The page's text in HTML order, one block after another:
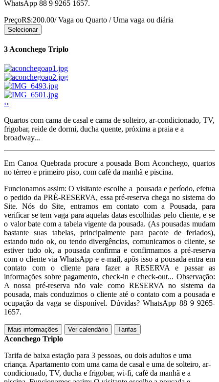
WhatsApp 88 9 9265 1657.
PreçoR$:200.00/ Vaga ou Quarto / Uma vaga ou diária
Selecionar
3 Aconchego Triplo
‹›
Quartos com cama de casal e cama de solteiro, ar-condicionado, TV,
frigobar, reide de dormi, ducha quente, próxima a praia e a
broadway...
Em Canoa Quebrada procure a pousada Bom Aconchego, quartos
no térreo e primeiro piso, com café da manhã e piscina.
Funcionamos assim: O visitante escolhe a pousada e período, efetua
o pedido da PRÉ-RESERVA, essa pré-reserva chega no sistema do
Site. Nós do Site, entramos em contato com a Pousada, para
verificar se tem vaga para aquelas datas escolhidas pelo cliente, e se
o valor bate com a tabela vigente da pousada. (As pousadas mudam
bastante suas tabelas, principalmente para pacote de feriados),
estando tudo ok, ou tendo divergências, comunicamos o cliente, se
estiver tudo ok, a pousada confirma e confirmamos a pré-reserva
com o cliente via WhatsApp e e-mail, apôs isso a pousada entra em
contato com o cliente para fazer a RESERVA e passar as
informações sobre pagamento, check-in e check-out... Observação:
A nossa pré-reserva não vale como RESERVA no sistema da
pousada, mais conduzimos o cliente até o contato com a pousada e
ocupação da vaga se disponível. Dúvidas? WhatsApp 88 9 9265-
1657.
Mais informações Ver calendário Tarifas
Aconchego Triplo
Tarifa de baixa estação para 3 pessoas, ou dois adultos e uma
criança. Apartamento com uma cama de casal e uma de solteiro, ar-
condicionado, TV, ducha e frigobar, wi-fi, café da manhã e a